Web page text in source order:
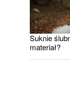
Suknie
materiał?